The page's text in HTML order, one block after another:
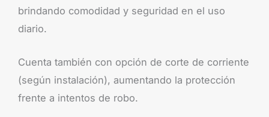
brindando comodidad y seguridad en el uso
diario.
Cuenta también con opción de corte de corriente
(según instalación), aumentando la protección
frente a intentos de robo.